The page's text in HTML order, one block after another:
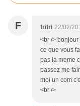
F frifri 22/02/
<br />
ce que vous
pas la meme
passez me
moi un com
<br />